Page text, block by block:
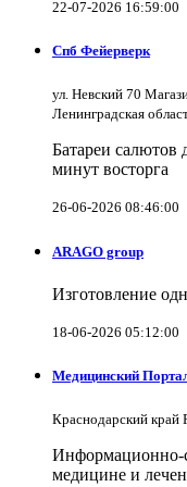
22-07-2026 16:59:00
Спб Фейерверк
ул. Невский 70
Ленинградская
Батареи салютов
минут восторга
26-06-2026 08:46:00
ARAGO group
Изготовление
18-06-2026 05:12:00
Медицинский
Краснодарский край
Информационно-
медицине и